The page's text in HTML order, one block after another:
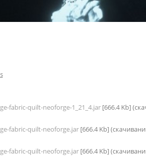
fabric-quilt-neoforge-1_21_4.jar [666.4 Kb]
fabric-quilt-neoforge.jar [666.4 Kb]
fabric-quilt-neoforge.jar [666.4 Kb]